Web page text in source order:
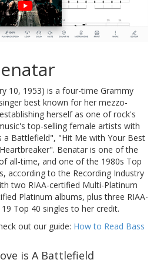
10, 1953) is a four-time Grammy
best known for her mezzo-
herself as one of rock's
top-selling female artists with
a Battlefield", "Hit Me with Your Best
Benatar is one of the
all-time, and one of the 1980s Top
according to the Recording Industry
two RIAA-certified Multi-Platinum
Platinum albums, plus three RIAA-
Top 40 singles to her credit.
out our guide: How to Read Bass
is A Battlefield